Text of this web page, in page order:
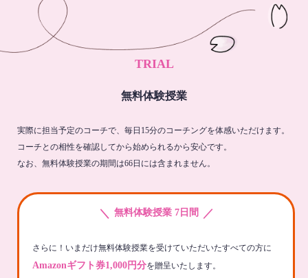
TRIAL
無料体験授業
実際に担当予定のコーチで、毎日15分のコーチングを体感いただけます。
コーチとの相性を確認してから始められるから安心です。
なお、無料体験授業の期間は66日には含まれません。
＼ 無料体験授業 7日間 ／
さらに！いまだけ無料体験授業を受けていただいたすべての方に
Amazonギフト券1,000円分を贈呈いたします。